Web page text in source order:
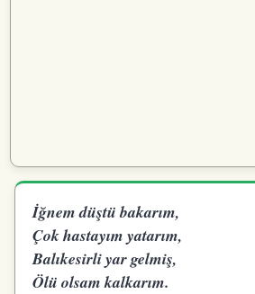
İğnem düştü bakarım,
Çok hastayım yatarım,
Balıkesirli yar gelmiş,
Ölü olsam kalkarım.